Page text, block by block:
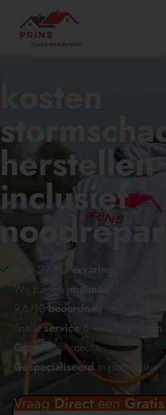
herstellen
inclusief
Ruim 27 jaar ervaring
Wij bieden minimaal
10 jaar
9,6/10beoordeelt
Snelleservice & eerlijke
prijzen
Gratis dakinspectie
Gespecialiseerd in platte daken
VraagDirecteenGratis